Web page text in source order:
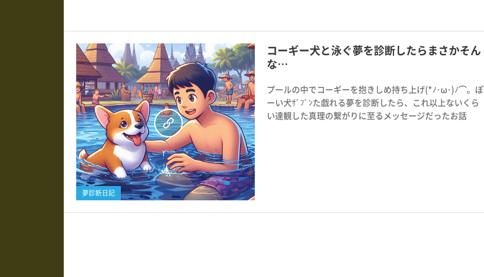
夢診断日記
0
コーギー犬と泳ぐ夢を診断したらまさかそん
な…
プールの中でコーギーを抱きしめ持ち上げ(*ﾉ･ω･)ﾉ⌒。ぽ
ーい犬ｻﾞﾌﾞﾝた戯れる夢を診断したら、これ以上ないくら
い達観した真理の繋がりに至るメッセージだったお話